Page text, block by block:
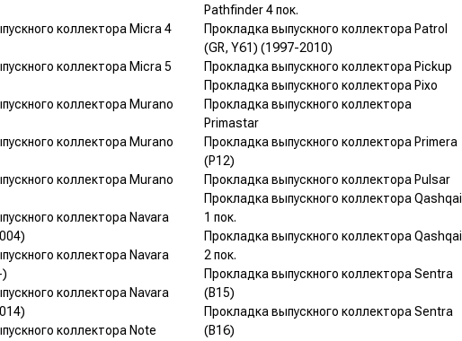
коллектора Micra 4
коллектора Micra 5
коллектора Murano
коллектора Murano
коллектора Murano
коллектора Navara
коллектора Navara
коллектора Navara
коллектора Note
Pathfinder 4 пок.
Прокладка выпускного коллектора Patrol
(GR, Y61) (1997-2010)
Прокладка выпускного коллектора Pickup
Прокладка выпускного коллектора Pixo
Прокладка выпускного коллектора
Primastar
Прокладка выпускного коллектора Primera
(P12)
Прокладка выпускного коллектора Pulsar
Прокладка выпускного коллектора Qashqai
1 пок.
Прокладка выпускного коллектора Qashqai
2 пок.
Прокладка выпускного коллектора Sentra
(B15)
Прокладка выпускного коллектора Sentra
(B16)